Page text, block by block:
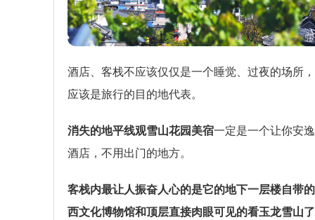
酒店、客栈不应该仅仅是一个睡觉、过夜的场所
应该是旅行的目的地代表。
消失的地平线观雪山花园美宿一定是一个让你安
酒店，不用出门的地方。
客栈内最让人振奋人心的是它的地下一层楼自带
西文化博物馆和顶层直接肉眼可见的看玉龙雪山